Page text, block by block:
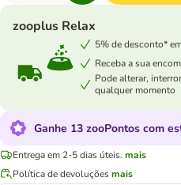
zooplus Relax
5% de desconto*
Receba a sua
Pode alterar,
qualquer momento
Ganhe 13 zooPontos com
Entrega em 2-5 dias úteis. mais
Política de devoluçõesmais